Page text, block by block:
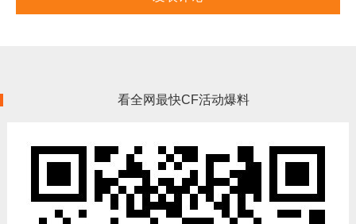
看全网最快CF活动爆料